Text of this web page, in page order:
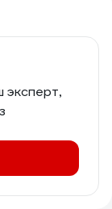
эксперт,